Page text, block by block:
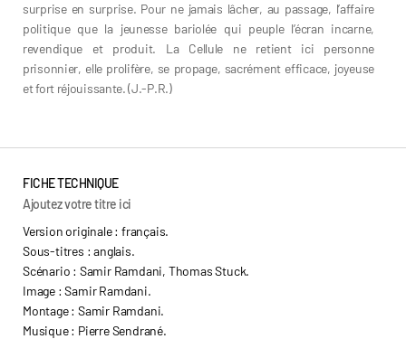
surprise en surprise. Pour ne jamais lâcher, au passage, l’affaire
politique que la jeunesse bariolée qui peuple l’écran incarne,
revendique et produit. La Cellule ne retient ici personne
prisonnier, elle prolifère, se propage, sacrément efficace, joyeuse
et fort réjouissante. (J.-P.R.)
FICHE TECHNIQUE
Ajoutez votre titre ici
Version originale : français.
Sous-titres : anglais.
Scénario : Samir Ramdani, Thomas Stuck.
Image : Samir Ramdani.
Montage : Samir Ramdani.
Musique : Pierre Sendrané.